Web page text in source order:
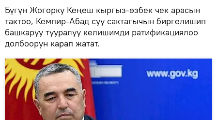
Бүгүн Жогорку Кеңеш кыргыз-өзбек чек арасын
тактоо, Кемпир-Абад суу сактагычын биргелишип
башкаруу тууралуу келишимди ратификациялоо
долбоорун карап жатат.